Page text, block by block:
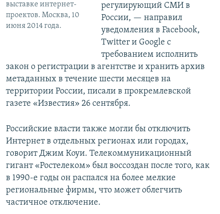
выставке интернет-
проектов. Москва, 10
июня 2014 года.
регулирующий СМИ в
России, — направил
уведомления в Facebook,
Twitter и Google с
требованием исполнить
закон о регистрации в агентстве и хранить архив
метаданных в течение шести месяцев на
территории России, писали в прокремлевской
газете «Известия» 26 сентября.
Российские власти также могли бы отключить
Интернет в отдельных регионах или городах,
говорит Джим Коуи. Телекоммуникационный
гигант «Ростелеком» был воссоздан после того, как
в 1990-е годы он распался на более мелкие
региональные фирмы, что может облегчить
частичное отключение.